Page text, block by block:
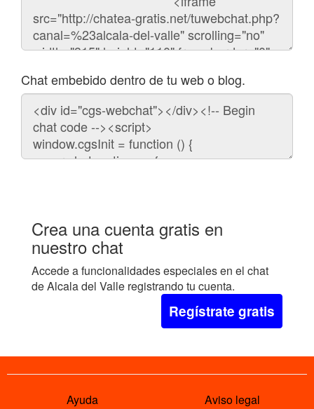
chat
Chat embebido dentro de tu web o blog.
Código
para
embeber
chat
Crea una cuenta gratis en
nuestro chat
Accede a funcionalidades especiales en el chat
de Alcala del Valle registrando tu cuenta.
Regístrate gratis
Ayuda Aviso legal